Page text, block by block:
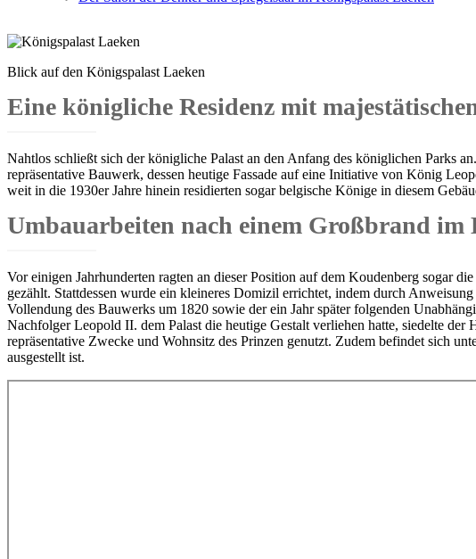
Blick auf den Königspalast Laeken
Eine königliche Residenz mit
Nahtlos schließt sich der königliche Palast an den Anfang des königlichen Parks
repräsentative Bauwerk, dessen heutige Fassade auf eine Initiative von König
weit in die 1930er Jahre hinein residierten sogar belgische Könige in diesem
Umbauarbeiten nach einem Großbrand im
Vor einigen Jahrhunderten ragten an dieser Position auf dem Koudenberg sogar
gezählt. Stattdessen wurde ein kleineres Domizil errichtet, indem durch
Vollendung des Bauwerks um 1820 sowie der ein Jahr später folgenden
Nachfolger Leopold II. dem Palast die heutige Gestalt verliehen hatte, siedelte
repräsentative Zwecke und Wohnsitz des Prinzen genutzt. Zudem befindet sich
ausgestellt ist.